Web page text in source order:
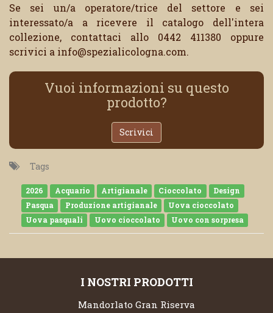
Se sei un/a operatore/trice del settore e sei
interessato/a a ricevere il catalogo dell'intera
collezione, contattaci allo 0442 411380 oppure
scrivici a info@spezialicologna.com.
Vuoi informazioni su questo
prodotto?
Scrivici
Tags
2026 Acquario Artigianale Cioccolato
Design
Pasqua
Produzione artigianale
Uova cioccolato
Uova pasquali
Uovo cioccolato Uovo con sorpresa
I NOSTRI PRODOTTI
Mandorlato Gran Riserva